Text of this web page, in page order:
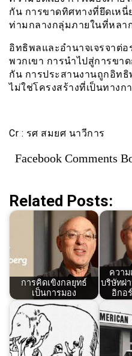
กัน การขาดทิศทางที่ยึดเหนี่
ท่ามกลางกลุ่มภายในที่หลา
อิทธิพลและอำนาจเจรจาต่
พวกเขา การนำไปสู่การขา
กัน การประสานงานถูกอิทธิ
ไม่ใช่โครงสร้างที่เป็นทางก
Cr : รศ สมยศ นาวีการ
Facebook Comments
Related Posts:
การคิดเขิงกลยุทธ์
เป็นการมอง
ความ
บริษัทผ่
อิกอ